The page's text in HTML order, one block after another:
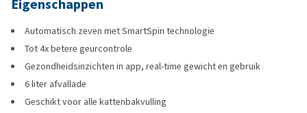
Eigenschappen
Automatisch zeven met SmartSpin technologie
Tot 4x betere geurcontrole
Gezondheidsinzichten in app, real-time gewicht en gebruik
6 liter afvallade
Geschikt voor alle kattenbakvulling